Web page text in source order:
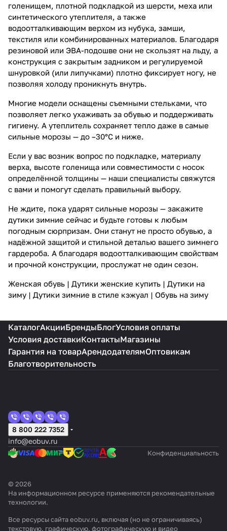
голенищем, плотной подкладкой из шерсти, меха или
синтетического утеплителя, а также
водоотталкивающим верхом из нубука, замши,
текстиля или комбинированных материалов. Благодаря
резиновой или ЭВА-подошве они не скользят на льду, а
конструкция с закрытым задником и регулируемой
шнуровкой (или липучками) плотно фиксирует ногу, не
позволяя холоду проникнуть внутрь.
Многие модели оснащены съемными стельками, что
позволяет легко ухаживать за обувью и поддерживать
гигиену. А утеплитель сохраняет тепло даже в самые
сильные морозы — до –30°C и ниже.
Если у вас возник вопрос по подкладке, материалу
верха, высоте голенища или совместимости с носок
определённой толщины — наши специалисты свяжутся
с вами и помогут сделать правильный выбору.
Не ждите, пока ударят сильные морозы — закажите
дутики зимние сейчас и будьте готовы к любым
погодным сюрпризам. Они станут не просто обувью, а
надёжной защитой и стильной деталью вашего зимнего
гардероба. А благодаря водоотталкивающим свойствам
и прочной конструкции, прослужат не один сезон.
Женская обувь | Дутики женские купить | Дутики на
зиму | Дутики зимние в стиле кэжуал | Обувь на зиму
КаталогАкцииБрендыБлогУсловия оплаты
Условия доставкиКонтактыМагазины
Гарантия на товарАрендодателямОптовикам
Благотворительность
8 800 222 7352
info@eobuv.ru
Конфиденциальность
© 2026
На информационном ресурсе применяются рекомендательные
технологии.
Все ресурсы сайта eobuv.ru, включая (но не ограничиваясь)
текстовую, графическую, фотографическую и видео